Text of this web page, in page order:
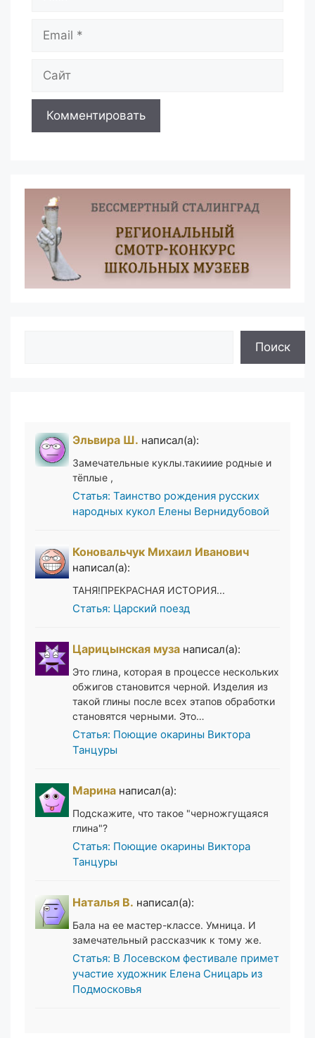
Поиск
Эльвира Ш. написал(а):
Замечательные куклы.такииие родные и
тёплые ,
Статья: Таинство рождения русских
народных кукол Елены Вернидубовой
Коновальчук Михаил Иванович
написал(а):
ТАНЯ!ПРЕКРАСНАЯ ИСТОРИЯ...
Статья: Царский поезд
Царицынская муза написал(а):
Это глина, которая в процессе нескольких
обжигов становится черной. Изделия из
такой глины после всех этапов обработки
становятся черными. Это…
Статья: Поющие окарины Виктора
Танцуры
Марина написал(а):
Подскажите, что такое "черножгущаяся
глина"?
Статья: Поющие окарины Виктора
Танцуры
Наталья В. написал(а):
Бала на ее мастер-классе. Умница. И
замечательный рассказчик к тому же.
Статья: В Лосевском фестивале примет
участие художник Елена Сницарь из
Подмосковья